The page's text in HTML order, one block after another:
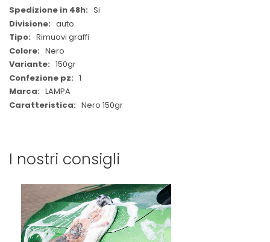
Si
auto
Rimuovi graffi
Nero
150gr
1
LAMPA
Nero 150gr
I nostri consigli